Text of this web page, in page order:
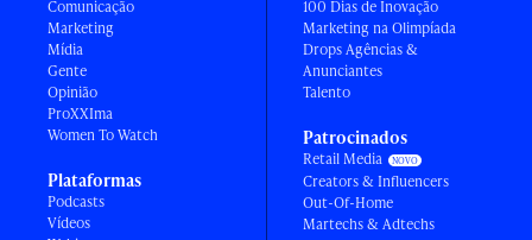
Comunicação
Marketing
Mídia
Gente
Opinião
ProXXIma
Women To Watch
Plataformas
Podcasts
Vídeos
100 Dias de Inovação
Marketing na Olimpíada
Drops Agências &
Anunciantes
Talento
Patrocinados
Retail Media
Creators & Influencers
Out-Of-Home
Martechs & Adtechs